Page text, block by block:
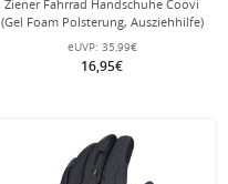
Ziener Fahrrad Handschuhe Coovi
(Gel Foam Polsterung, Ausziehhilfe)
schwarz
eUVP: 35,99€
16,95€